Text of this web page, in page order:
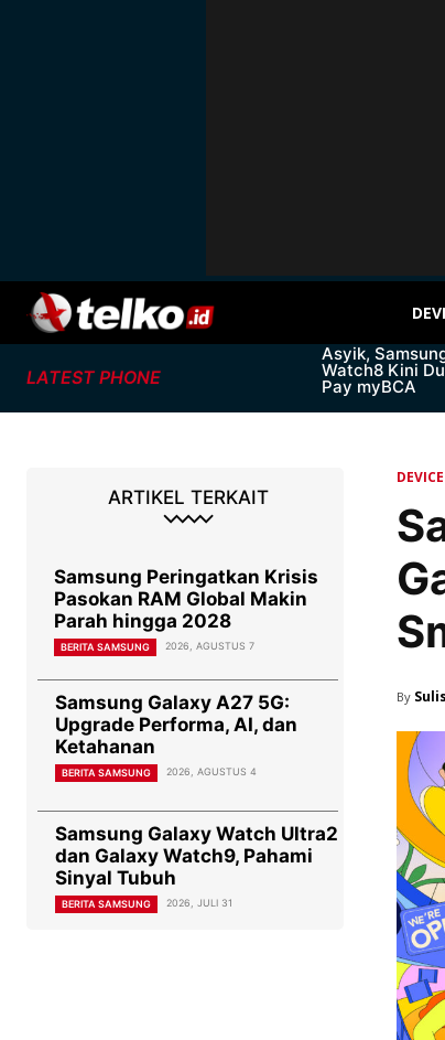
LATEST PHONE
Asyik,
Watch8 Kini
Pay myBCA
ARTIKEL TERKAIT
Samsung Peringatkan Krisis
Pasokan RAM Global Makin
Parah hingga 2028
BERITA SAMSUNG 2026, AGUSTUS 7
Samsung Galaxy A27 5G:
Upgrade Performa, AI, dan
Ketahanan
BERITA SAMSUNG 2026, AGUSTUS 4
Samsung Galaxy Watch Ultra2
dan Galaxy Watch9, Pahami
Sinyal Tubuh
BERITA SAMSUNG 2026, JULI 31
DEVICE
By